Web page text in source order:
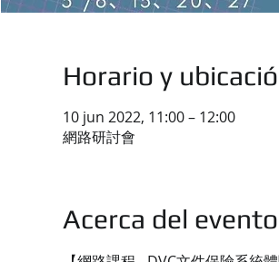
Horario y
10 jun 2022, 11:00 – 12:00
網路研討會
Acerca del evento